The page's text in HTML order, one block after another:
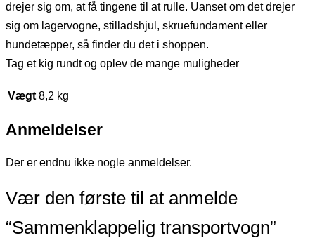
drejer sig om, at få tingene til at rulle. Uanset om det drejer
sig om lagervogne, stilladshjul, skruefundament eller
hundetæpper, så finder du det i shoppen.
Tag et kig rundt og oplev de mange muligheder
Vægt 8,2 kg
Anmeldelser
Der er endnu ikke nogle anmeldelser.
Vær den første til at anmelde
“Sammenklappelig transportvogn”